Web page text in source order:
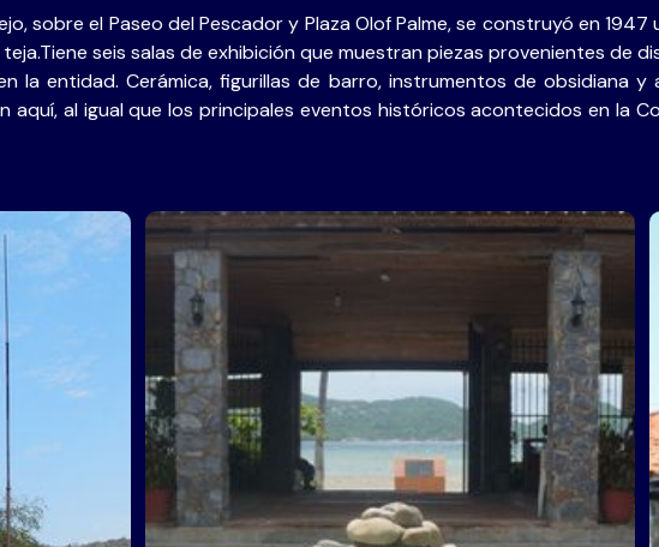
sobre el Paseo del Pescador y Plaza Olof Palme, se construyó en
seis salas de exhibición que muestran piezas provenientes de
la entidad. Cerámica, figurillas de barro, instrumentos de obsidiana
aquí, al igual que los principales eventos históricos acontecidos en la